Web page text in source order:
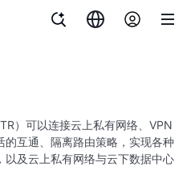
）可以连接云上私有网络、VPN
互通、隔离路由策略，实现各种
及云上私有网络与云下数据中心